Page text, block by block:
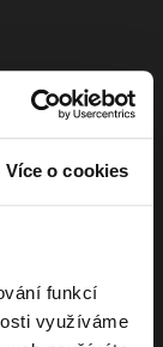
Více o cookies
funkcí
využíváme